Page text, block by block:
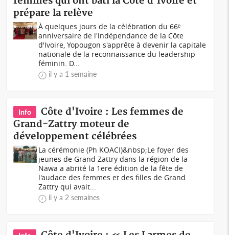
prépare la relève
À quelques jours de la célébration du 66ᵉ
anniversaire de l'indépendance de la Côte
d'Ivoire, Yopougon s'apprête à devenir la capitale
nationale de la reconnaissance du leadership
féminin. D...
il y a 1 semaine
Info
Côte d'Ivoire : Les femmes de
Grand-Zattry moteur de
développement célébrées
La cérémonie (Ph KOACI)&nbsp;Le foyer des
jeunes de Grand Zattry dans la région de la
Nawa a abrité la 1ere édition de la fête de
l'audace des femmes et des filles de Grand
Zattry qui avait...
il y a 2 semaines